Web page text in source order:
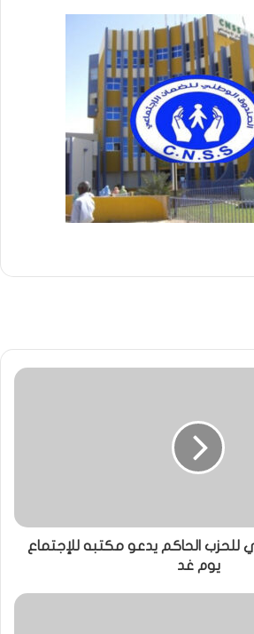
للحزب الحاكم يدعو مكتبه للإجتماع
يوم غد